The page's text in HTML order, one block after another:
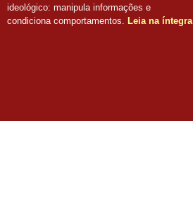
ideológico: manipula informações e
condiciona comportamentos.
Leia na íntegra